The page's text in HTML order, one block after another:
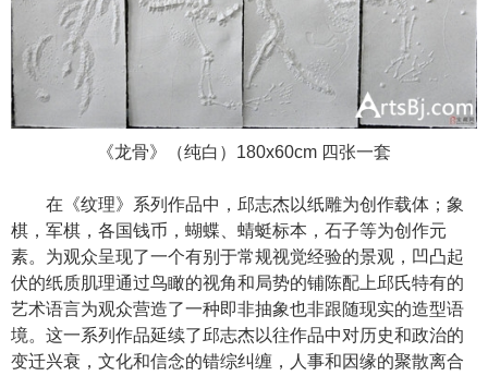
《龙骨》（纯白）180x60cm 四张一套
在《纹理》系列作品中，邱志杰以纸雕为创作载体；象
棋，军棋，各国钱币，蝴蝶、蜻蜓标本，石子等为创作元
素。为观众呈现了一个有别于常规视觉经验的景观，凹凸起
伏的纸质肌理通过鸟瞰的视角和局势的铺陈配上邱氏特有的
艺术语言为观众营造了一种即非抽象也非跟随现实的造型语
境。这一系列作品延续了邱志杰以往作品中对历史和政治的
变迁兴衰，文化和信念的错综纠缠，人事和因缘的聚散离合